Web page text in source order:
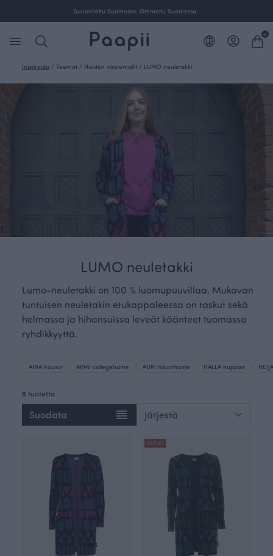
Suunniteltu Suomessa. Ommeltu Suomessa.
0
Inspiroidu / Teemat / Naisten vaatemallit / LUMO neuletakki
LUMO neuletakki
Lumo-neuletakki on 100 % luomupuuvillaa. Mukavan
tuntuisen neuletakin etukappaleessa on taskut sekä
helmassa ja hihansuissa leveät käänteet tuomassa
ryhdikkyyttä.
AINA housut ARMI collegehame AURI trikoohame HALLA huppari
8 tuotetta
Suodata
OUTLET